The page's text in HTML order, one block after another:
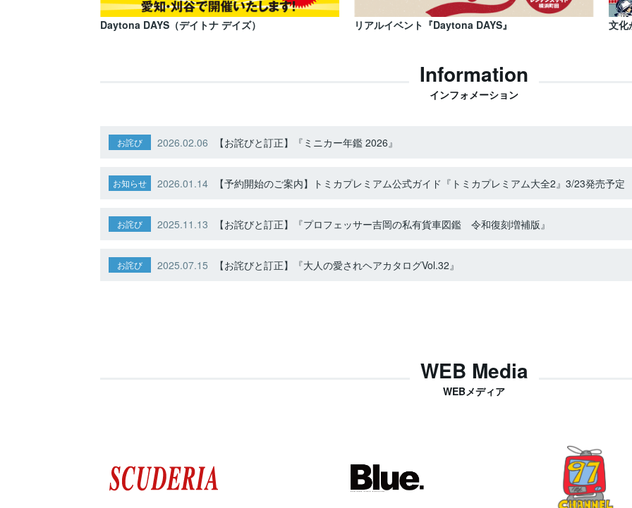
Daytona DAYS（デイトナ デイズ） リアルイベント『Daytona DAYS』 文化
Information
インフォメーション
お詫び 2026.02.06 【お詫びと訂正】『ミニカー年鑑 2026』
お知らせ 2026.01.14 【予約開始のご案内】トミカプレミアム公式ガイド『トミカプレミアム大全2』3/23発売予定
お詫び 2025.11.13 【お詫びと訂正】『プロフェッサー吉岡の私有貨車図鑑 令和復刻増補版』
お詫び 2025.07.15 【お詫びと訂正】『大人の愛されヘアカタログVol.32』
WEB Media
WEBメディア